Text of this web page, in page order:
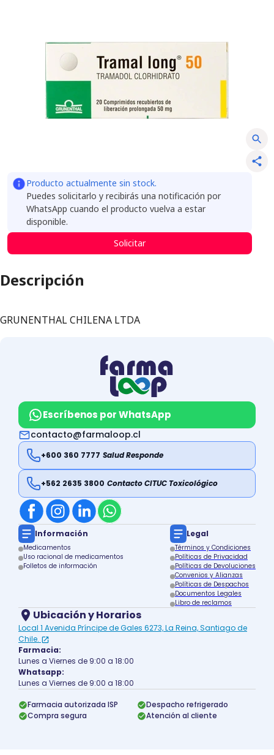
Producto actualmente sin stock.
Puedes solicitarlo y recibirás una notificación por
WhatsApp cuando el producto vuelva a estar
disponible.
Solicitar
Descripción
GRUNENTHAL CHILENA LTDA
Escríbenos por WhatsApp
contacto@farmaloop.cl
+600 360 7777 Salud Responde
+562 2635 3800 Contacto CITUC Toxicológico
Información
Medicamentos
Uso racional de medicamentos
Folletos de información
Legal
Términos y Condiciones
Políticas de Privacidad
Políticas de Devoluciones
Convenios y Alianzas
Políticas de Despachos
Documentos Legales
Libro de reclamos
Ubicación y Horarios
Local 1 Avenida Príncipe de Gales 6273, La Reina, Santiago de
Chile.
Farmacia:
Lunes a Viernes de 9:00 a 18:00
Whatsapp:
Lunes a Viernes de 9:00 a 18:00
Farmacia autorizada ISP
Despacho refrigerado
Compra segura
Atención al cliente